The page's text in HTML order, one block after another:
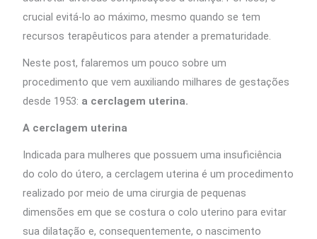
crucial evitá-lo ao máximo, mesmo quando se tem
recursos terapêuticos para atender a prematuridade.
Neste post, falaremos um pouco sobre um
procedimento que vem auxiliando milhares de gestações
desde 1953: a cerclagem uterina.
A cerclagem uterina
Indicada para mulheres que possuem uma insuficiência
do colo do útero, a cerclagem uterina é um procedimento
realizado por meio de uma cirurgia de pequenas
dimensões em que se costura o colo uterino para evitar
sua dilatação e, consequentemente, o nascimento